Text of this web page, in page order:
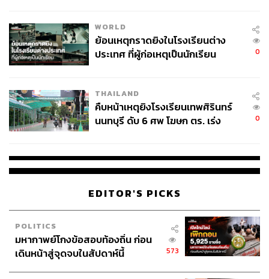
WORLD
ย้อนเหตุกราดยิงในโรงเรียนต่าง
ประเทศ ที่ผู้ก่อเหตุเป็นนักเรียน
0
THAILAND
คืบหน้าเหตุยิงโรงเรียนเทพศิรินทร์
นนทบุรี ดับ 6 ศพ โฆษก ตร. เร่ง
0
EDITOR'S PICKS
POLITICS
มหากาพย์โกงข้อสอบท้องถิ่น ก่อน
เดินหน้าสู่จุดจบในสัปดาห์นี้
573